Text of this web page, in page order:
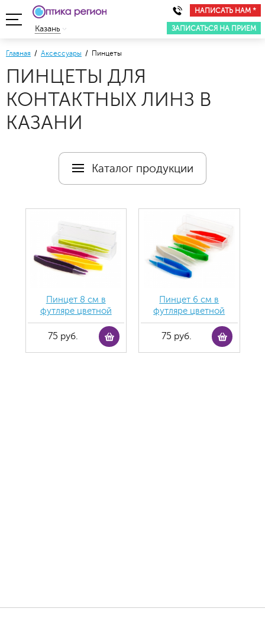
НАПИСАТЬ НАМ *
ЗАПИСАТЬСЯ НА ПРИЕМ
Казань
Главная / Аксессуары / Пинцеты
ПИНЦЕТЫ ДЛЯ
КОНТАКТНЫХ ЛИНЗ В
КАЗАНИ
Каталог продукции
Пинцет 8 см в
футляре цветной
75 руб.
Пинцет 6 см в
футляре цветной
75 руб.